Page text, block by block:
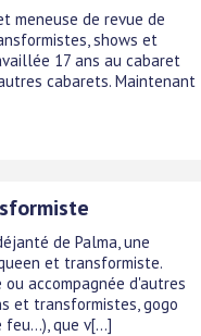
meneuse de revue de
shows et
17 ans au cabaret
cabarets. Maintenant
de Palma, une
et transformiste.
accompagnée d'autres
et transformistes, gogo
que v[...]